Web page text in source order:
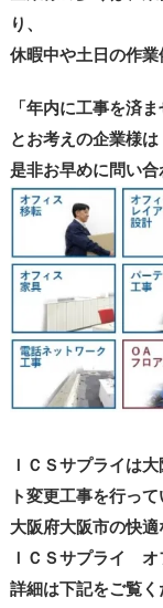
り、
休暇中や土日の作業
「年内に工事を済
とお考えの企業様は
是非お早めに問い合
ＩＣＳサプライは
ト変更工事を行って
大阪府大阪市の快
ＩＣＳサプライ オ
詳細は下記をご覧く